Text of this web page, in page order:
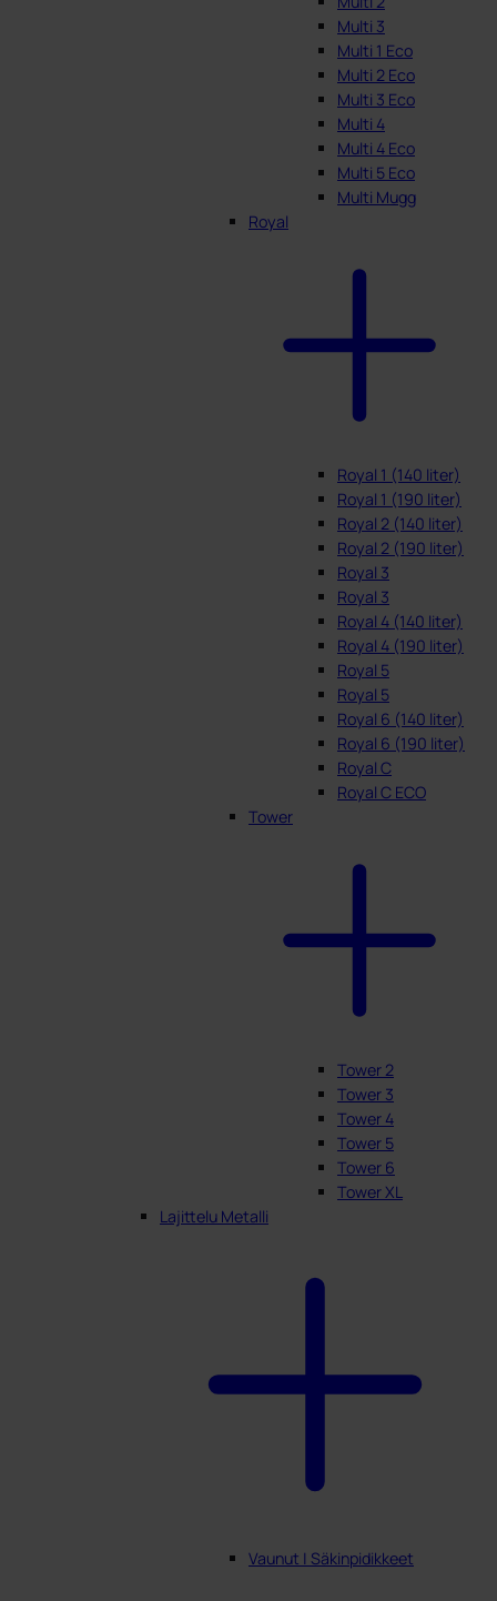
Multi 3
Multi 1 Eco
Multi 2 Eco
Multi 3 Eco
Multi 4
Multi 4 Eco
Multi 5 Eco
Multi Mugg
Royal
Royal 1 (140 liter)
Royal 1 (190 liter)
Royal 2 (140 liter)
Royal 2 (190 liter)
Royal 3
Royal 3
Royal 4 (140 liter)
Royal 4 (190 liter)
Royal 5
Royal 5
Royal 6 (140 liter)
Royal 6 (190 liter)
Royal C
Royal C ECO
Tower
Tower 2
Tower 3
Tower 4
Tower 5
Tower 6
Tower XL
Lajittelu Metalli
Vaunut | Säkinpidikkeet